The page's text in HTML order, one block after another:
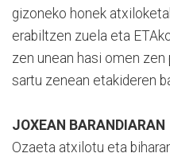
gizoneko honek
erabiltzen zuela eta
zen unean hasi omen
sartu zenean etakideren
JOXEAN BARANDIARAN
Ozaeta atxilotu eta